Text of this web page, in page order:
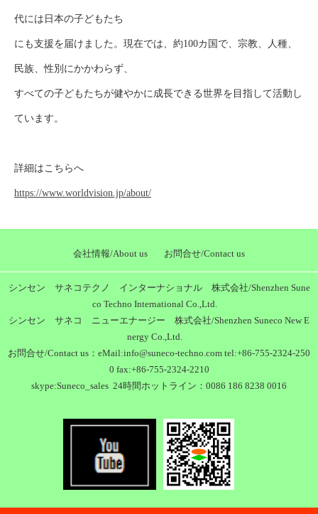
代には日本の子どもたち
にも支援を届けました。現在では、約100カ国で、宗教、人種、
民族、性別にかかわらず、
すべての子どもたちが健やかに成長できる世界を目指して活動し
ています。
詳細はこちらへ
https://www.worldvision.jp/about/
会社情報/About us お問合せ/Contact us
シンセン サネコテクノ インターナショナル 株式会社/Shenzhen Sune
co Techno International Co.,Ltd.
シンセン サネコ ニューエナージー 株式会社/Shenzhen Suneco New E
nergy Co.,Ltd.
お問合せ/Contact us：eMail:info@suneco-techno.com tel:+86-755-2324-250
0 fax:+86-755-2324-2210
skype:Suneco_sales 24時間ホットライン：0086 186 8238 0016